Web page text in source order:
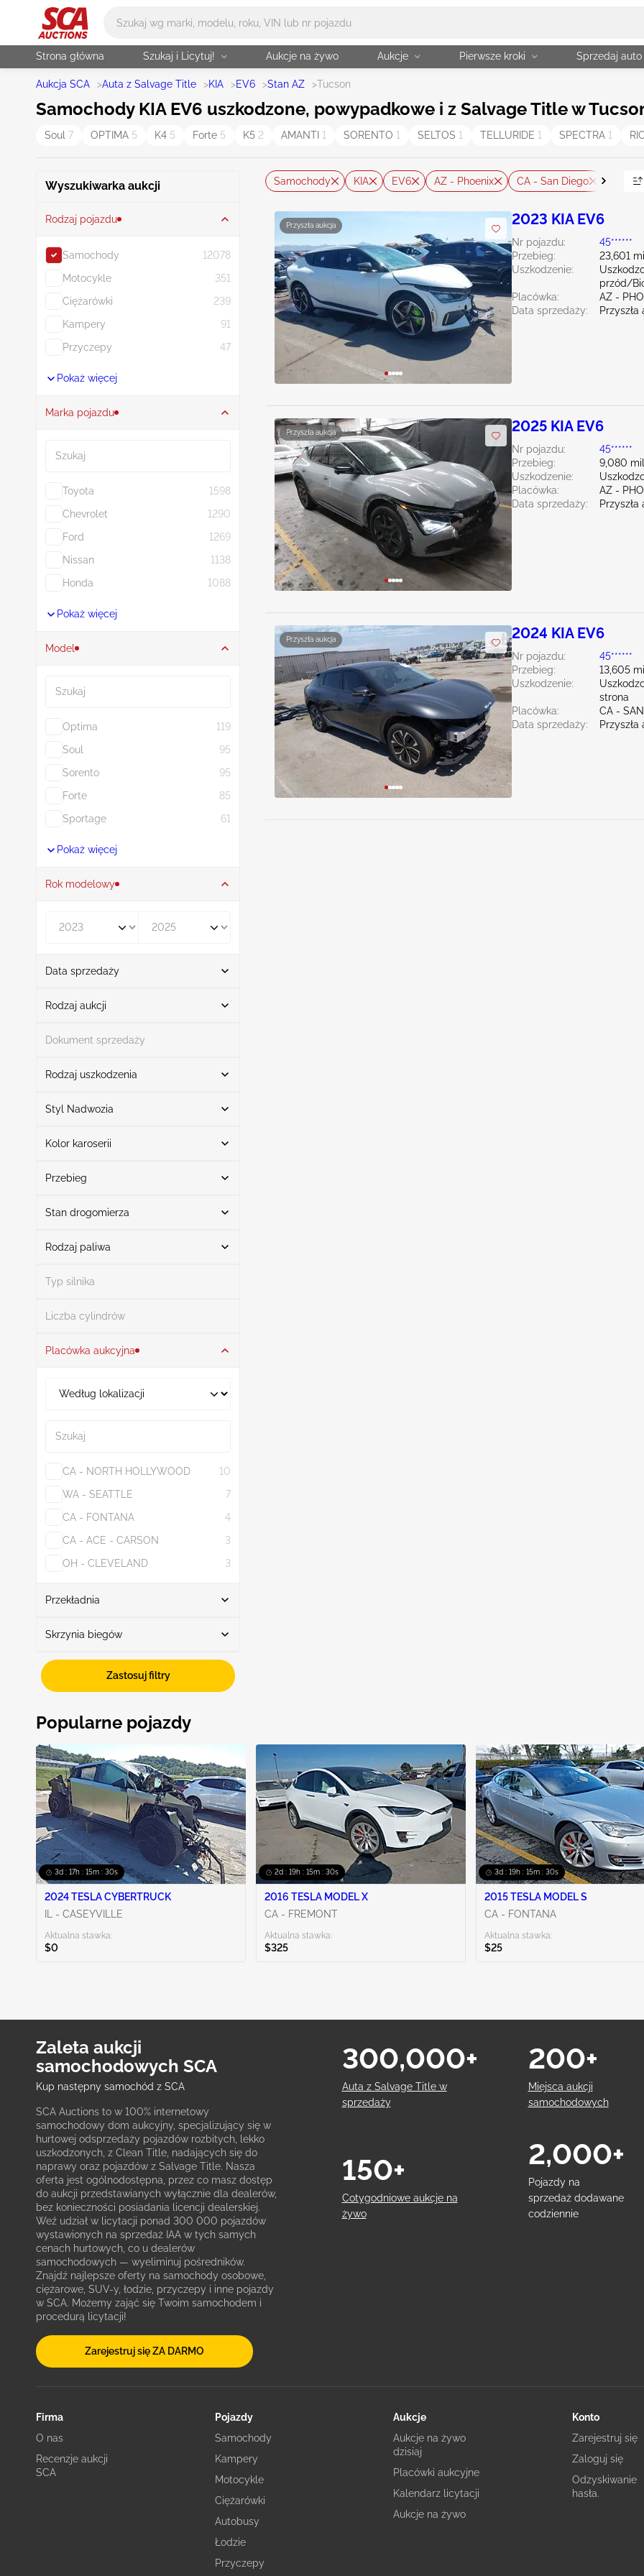
Strona główna Szukaj i Licytuj! Aukcje na żywo Aukcje Pierwsze kroki Sprzedaj auto
Aukcja SCA >Auta z Salvage Title >KIA >EV6 >Stan AZ >Tucson
Samochody KIA EV6 uszkodzone, powypadkowe i z Salvage Title w
Soul 7 OPTIMA 5 K4 5 Forte 5 K5 2 AMANTI 1 SORENTO 1 SELTOS 1 TELLURIDE 1 SPECTRA 1
Wyszukiwarka aukcji
Rodzaj pojazdu
Samochody
12078
Motocykle
351
Ciężarówki
239
Kampery
91
Przyczepy
47
Pokaż więcej
Marka pojazdu
Toyota
1598
Chevrolet
1290
Ford
1269
Nissan
1138
Honda
1088
Pokaż więcej
Model
Optima
119
Soul
95
Sorento
95
Forte
85
Sportage
61
Pokaż więcej
Rok modelowy
Data sprzedaży
Od
Rodzaj aukcji
Licytacja
Dokument sprzedaży
Rodzaj uszkodzenia
Uszkodzony lewy przód
1
Styl Nadwozia
Suv 3
Kolor karoserii
Czarny
Szary
1
Przebieg
Stan drogomierza
Aktualny Przebieg 3
Rodzaj paliwa
Elektryczny
Typ silnika
Liczba cylindrów
Placówka aukcyjna
CA - NORTH HOLLYWOOD
10
WA - SEATTLE
7
CA - FONTANA
4
CA - ACE - CARSON
3
OH - CLEVELAND
3
Pokaż więcej
Przekładnia
Przekładnia automatyczna 3
Skrzynia biegów
Zastosuj filtry
Samochody KIA EV6 AZ - Phoenix CA - San Diego Zresetuj
Przyszła aukcja 2023 KIA EV6
Nr pojazdu:
45******
Przebieg:
23,601
Uszkodzenie:
przód/
Placówka:
AZ -
Data sprzedaży:
Przyszła
Przyszła aukcja 2025 KIA EV6
Nr pojazdu:
45******
Przebieg:
9,080
Uszkodzenie:
Placówka:
AZ -
Data sprzedaży:
Przyszła
Przyszła aukcja 2024 KIA EV6
Nr pojazdu:
45******
Przebieg:
13,605
Uszkodzenie:
strona
Placówka:
CA -
Data sprzedaży:
Przyszła
Popularne pojazdy
3d : 17h : 15m : 29s
2024 TESLA CYBERTRUCK
IL - CASEYVILLE
Aktualna stawka:
$0
2d : 19h : 15m : 29s
2016 TESLA MODEL X
CA - FREMONT
Aktualna stawka:
$325
3d : 19h : 15m : 29s
2015 TESLA MODEL S
CA - FONTANA
Aktualna stawka:
$25
Zaleta aukcji
samochodowych SCA
Kup następny samochód z SCA
SCA Auctions to w 100% internetowy
samochodowy dom aukcyjny, specjalizujący się w
hurtowej odsprzedaży pojazdów rozbitych, lekko
uszkodzonych, z Clean Title, nadających się do
naprawy oraz pojazdów z Salvage Title. Nasza
oferta jest ogólnodostępna, przez co masz dostęp
do aukcji przedstawianych wyłącznie dla dealerów,
bez konieczności posiadania licencji dealerskiej.
Weź udział w licytacji ponad 300 000 pojazdów
wystawionych na sprzedaż IAA w tych samych
cenach hurtowych, co u dealerów
samochodowych — wyeliminuj pośredników.
Znajdź najlepsze oferty na samochody osobowe,
ciężarowe, SUV-y, łodzie, przyczepy i inne pojazdy
w SCA. Możemy zająć się Twoim samochodem i
procedurą licytacji!
Zarejestruj się ZA DARMO
Auta z Salvage Title w
sprzedaży
300,000+
Miejsca aukcji
samochodowych
200+
Cotygodniowe aukcje na
żywo
150+
Pojazdy na
sprzedaż dodawane
codziennie
2,000+
Firma
O nas
Recenzje aukcji
SCA
Pojazdy
Samochody
Kampery
Motocykle
Ciężarówki
Autobusy
Łodzie
Przyczepy
Aukcje
Aukcje na żywo
dzisiaj
Placówki aukcyjne
Kalendarz licytacji
Aukcje na żywo
Konto
Zarejestruj się
Zaloguj się
Odzyskiwanie
hasła.